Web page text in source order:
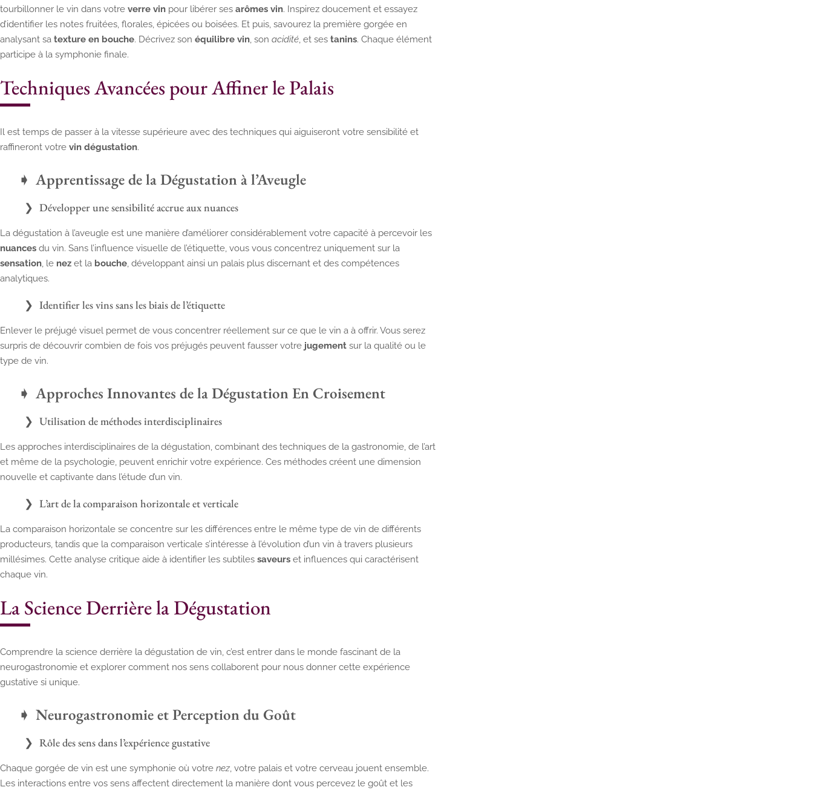
tourbillonner le vin dans votre verre vin pour libérer ses arômes vin. Inspirez doucement et essayez
d’identifier les notes fruitées, florales, épicées ou boisées. Et puis, savourez la première gorgée en
analysant sa texture en bouche. Décrivez son équilibre vin, son acidité, et ses tanins. Chaque élément
participe à la symphonie finale.
Techniques Avancées pour Affiner le Palais
Il est temps de passer à la vitesse supérieure avec des techniques qui aiguiseront votre sensibilité et
raffineront votre vin dégustation.
Apprentissage de la Dégustation à l’Aveugle
Développer une sensibilité accrue aux nuances
La dégustation à l’aveugle est une manière d’améliorer considérablement votre capacité à percevoir les
nuances du vin. Sans l’influence visuelle de l’étiquette, vous vous concentrez uniquement sur la
sensation, le nez et la bouche, développant ainsi un palais plus discernant et des compétences
analytiques.
Identifier les vins sans les biais de l’étiquette
Enlever le préjugé visuel permet de vous concentrer réellement sur ce que le vin a à offrir. Vous serez
surpris de découvrir combien de fois vos préjugés peuvent fausser votre jugement sur la qualité ou le
type de vin.
Approches Innovantes de la Dégustation En Croisement
Utilisation de méthodes interdisciplinaires
Les approches interdisciplinaires de la dégustation, combinant des techniques de la gastronomie, de l’art
et même de la psychologie, peuvent enrichir votre expérience. Ces méthodes créent une dimension
nouvelle et captivante dans l’étude d’un vin.
L’art de la comparaison horizontale et verticale
La comparaison horizontale se concentre sur les différences entre le même type de vin de différents
producteurs, tandis que la comparaison verticale s’intéresse à l’évolution d’un vin à travers plusieurs
millésimes. Cette analyse critique aide à identifier les subtiles saveurs et influences qui caractérisent
chaque vin.
La Science Derrière la Dégustation
Comprendre la science derrière la dégustation de vin, c’est entrer dans le monde fascinant de la
neurogastronomie et explorer comment nos sens collaborent pour nous donner cette expérience
gustative si unique.
Neurogastronomie et Perception du Goût
Rôle des sens dans l’expérience gustative
Chaque gorgée de vin est une symphonie où votre nez, votre palais et votre cerveau jouent ensemble.
Les interactions entre vos sens affectent directement la manière dont vous percevez le goût et les